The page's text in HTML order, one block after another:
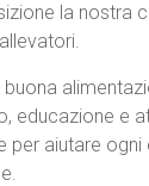
la nostra
educazione e
per aiutare ogni